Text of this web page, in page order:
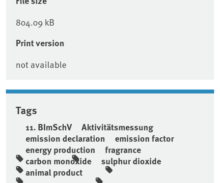
804.09 kB
Print version
not available
Tags
11. BImSchV
Aktivitätsmessung
emission declaration
emission factor
energy production
fragrance
carbon monoxide
sulphur dioxide
animal product